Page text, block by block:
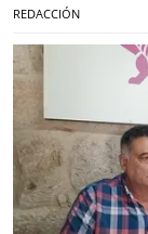
REDACCIÓN